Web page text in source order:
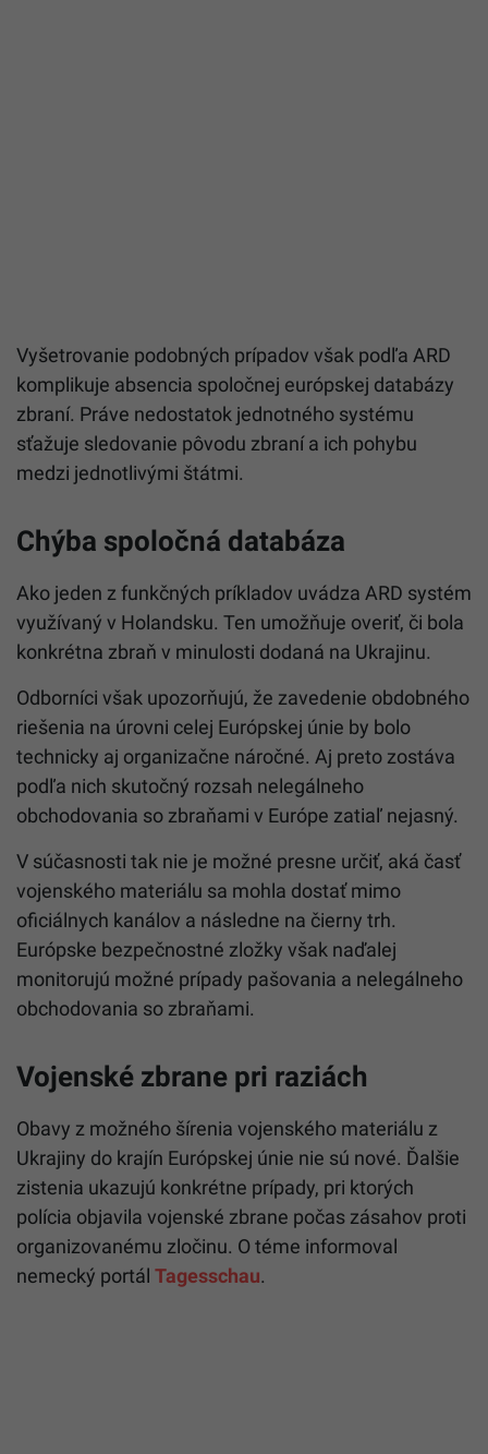
Vyšetrovanie podobných prípadov však podľa ARD
komplikuje absencia spoločnej európskej databázy
zbraní. Práve nedostatok jednotného systému
sťažuje sledovanie pôvodu zbraní a ich pohybu
medzi jednotlivými štátmi.
Chýba spoločná databáza
Ako jeden z funkčných príkladov uvádza ARD systém
využívaný v Holandsku. Ten umožňuje overiť, či bola
konkrétna zbraň v minulosti dodaná na Ukrajinu.
Odborníci však upozorňujú, že zavedenie obdobného
riešenia na úrovni celej Európskej únie by bolo
technicky aj organizačne náročné. Aj preto zostáva
podľa nich skutočný rozsah nelegálneho
obchodovania so zbraňami v Európe zatiaľ nejasný.
V súčasnosti tak nie je možné presne určiť, aká časť
vojenského materiálu sa mohla dostať mimo
oficiálnych kanálov a následne na čierny trh.
Európske bezpečnostné zložky však naďalej
monitorujú možné prípady pašovania a nelegálneho
obchodovania so zbraňami.
Vojenské zbrane pri raziách
Obavy z možného šírenia vojenského materiálu z
Ukrajiny do krajín Európskej únie nie sú nové. Ďalšie
zistenia ukazujú konkrétne prípady, pri ktorých
polícia objavila vojenské zbrane počas zásahov proti
organizovanému zločinu. O téme informoval
nemecký portál Tagesschau.